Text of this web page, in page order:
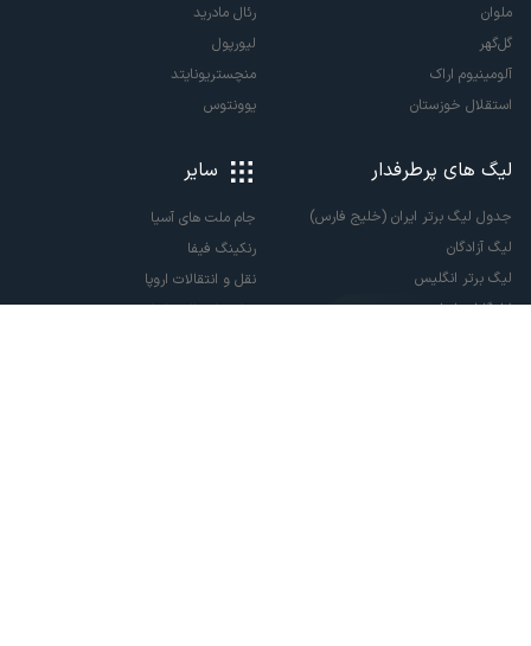
ملوان
گل‌گهر
آلومینیوم اراک
استقلال خوزستان
رئال مادرید
لیورپول
منچستریونایتد
یوونتوس
لیگ های پرطرفدار
جدول لیگ برتر ایران (خلیج فارس)
لیگ آزادگان
لیگ برتر انگلیس
لالیگا اسپانیا
سایر
جام ملت های آسیا
رنکینگ فیفا
نقل و انتقالات اروپا
نقل و انتقالات ایران